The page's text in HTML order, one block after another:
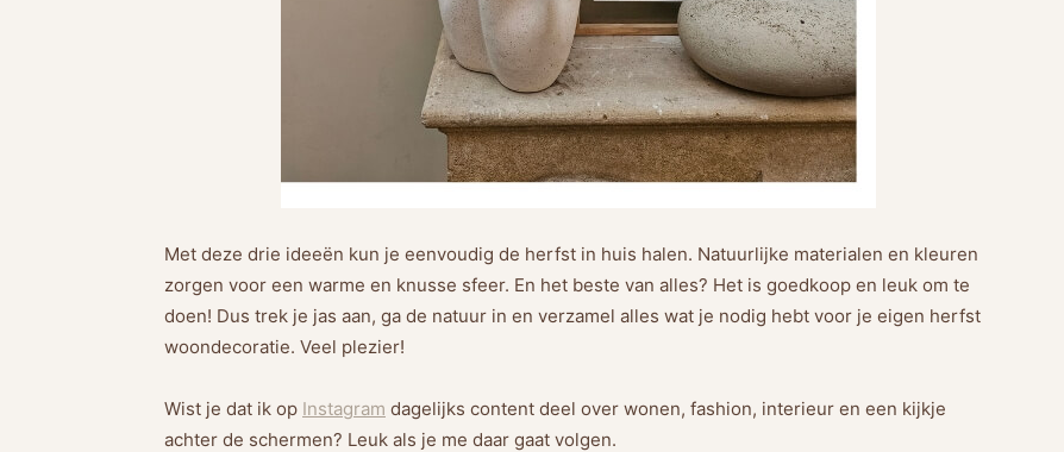
Met deze drie ideeën kun je eenvoudig de herfst in huis halen. Natuurlijke materialen en kleuren
zorgen voor een warme en knusse sfeer. En het beste van alles? Het is goedkoop en leuk om te
doen! Dus trek je jas aan, ga de natuur in en verzamel alles wat je nodig hebt voor je eigen herfst
woondecoratie. Veel plezier!
Wist je dat ik op Instagram dagelijks content deel over wonen, fashion, interieur en een kijkje
achter de schermen? Leuk als je me daar gaat volgen.